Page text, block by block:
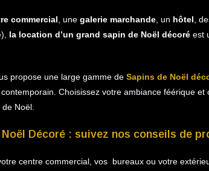
commercial , une galerie marchande , un hôtel ,
la location d’un grand sapin de Noël décoré est
propose une large gamme de Sapins de Noël
Choisissez votre ambiance féérique
Noël.
Décoré : suivez nos conseils de
centre commercial, vos bureaux ou votre